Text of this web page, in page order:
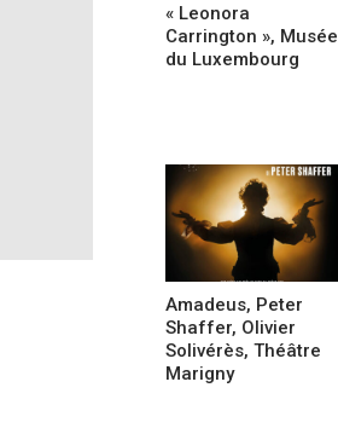
« Leonora
Carrington », Musée
du Luxembourg
Amadeus, Peter
Shaffer, Olivier
Solivérès, Théâtre
Marigny